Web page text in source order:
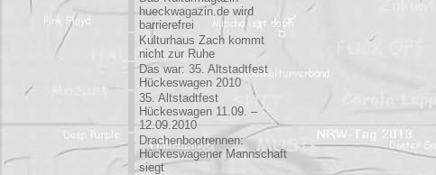
hueckwagazin.de wird
barrierefrei
Kulturhaus Zach kommt
nicht zur Ruhe
Das war: 35. Altstadtfest
Hückeswagen 2010
35. Altstadtfest
Hückeswagen 11.09. –
12.09.2010
Drachenbootrennen:
Hückeswagener Mannschaft
siegt